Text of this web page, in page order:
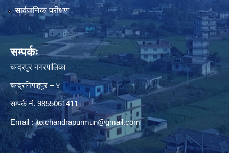
सार्वजनिक परीक्षण
सम्पर्कः
चन्द्रपुर नगरपालिका
चन्द्रनिगाहपुर – ४
सम्पर्क नं. 9855061411
Email :ito.chandrapurmun@gmail.com